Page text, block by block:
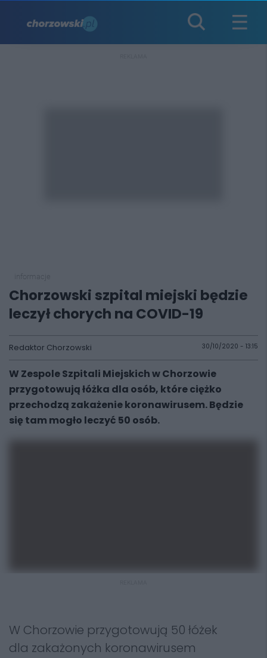
Chorzowski szpital miejski będzie
leczył chorych na COVID-19
Redaktor Chorzowski 30/10/2020 - 13:15
W Zespole Szpitali Miejskich w Chorzowie
przygotowują łóżka dla osób, które ciężko
przechodzą zakażenie koronawirusem. Będzie
się tam mogło leczyć 50 osób.
W Chorzowie przygotowują 50 łóżek
dla zakażonych koronawirusem